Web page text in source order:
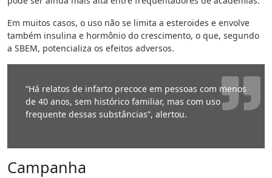
Em muitos casos, o uso não se limita a esteroides e envolve
também insulina e hormônio do crescimento, o que, segundo
a SBEM, potencializa os efeitos adversos.
“Há relatos de infarto precoce em pessoas com menos
de 40 anos, sem histórico familiar, mas com uso
frequente dessas substâncias”, alertou.
Campanha